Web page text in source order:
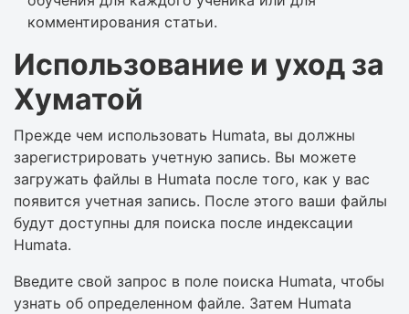
комментирования статьи.
Использование и уход за
Хуматой
Прежде чем использовать Humata, вы должны
зарегистрировать учетную запись. Вы можете
загружать файлы в Humata после того, как у вас
появится учетная запись. После этого ваши файлы
будут доступны для поиска после индексации
Humata.
Введите свой запрос в поле поиска Humata, чтобы
узнать об определенном файле. Затем Humata